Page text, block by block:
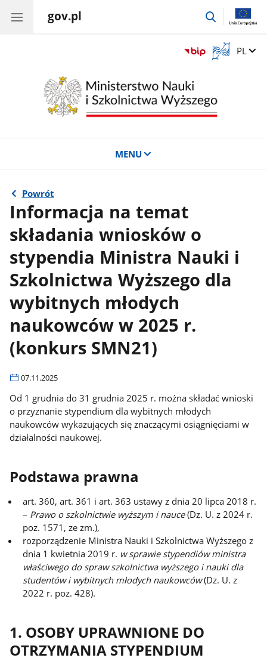
gov.pl
przejdź
Otwórz
okno
języka
migowego
Zmień
PL
MENU
Powrót
Informacja na temat
składania wniosków o
stypendia Ministra Nauki i
Szkolnictwa Wyższego dla
wybitnych młodych
naukowców w 2025 r.
(konkurs SMN21)
07.11.2025
Od 1 grudnia do 31 grudnia 2025 r. można składać wnioski
o przyznanie stypendium dla wybitnych młodych
naukowców wykazujących się znaczącymi osiągnięciami w
działalności naukowej.
Podstawa prawna
art. 360, art. 361 i art. 363 ustawy z dnia 20 lipca 2018 r.
– Prawo o szkolnictwie wyższym i nauce(Dz. U. z 2024 r.
poz. 1571, ze zm.),
rozporządzenie Ministra Nauki i Szkolnictwa Wyższego z
dnia 1 kwietnia 2019 r. w sprawie stypendiów ministra
właściwego do spraw szkolnictwa wyższego i nauki dla
studentów i wybitnych młodych naukowców(Dz. U. z
2022 r. poz. 428).
1. OSOBY UPRAWNIONE DO
OTRZYMANIA STYPENDIUM